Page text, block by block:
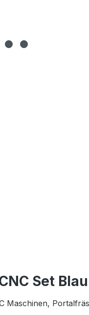
Set
Maschinen,